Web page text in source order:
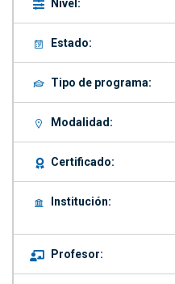
Nivel:
Estado:
Tipo de programa:
Modalidad:
Certificado:
Institución:
Profesor: